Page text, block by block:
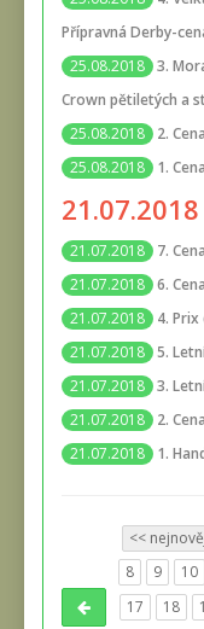
Přípravná Derby-
25.08.2018 3.
Crown pětiletých a
25.08.2018
2.
25.08.2018
1.
21.07.2018
21.07.2018
7.
21.07.2018 6.
21.07.2018
4.
21.07.2018 5.
21.07.2018 3.
21.07.2018
2.
21.07.2018
1.
<<
8
9 10
17
18